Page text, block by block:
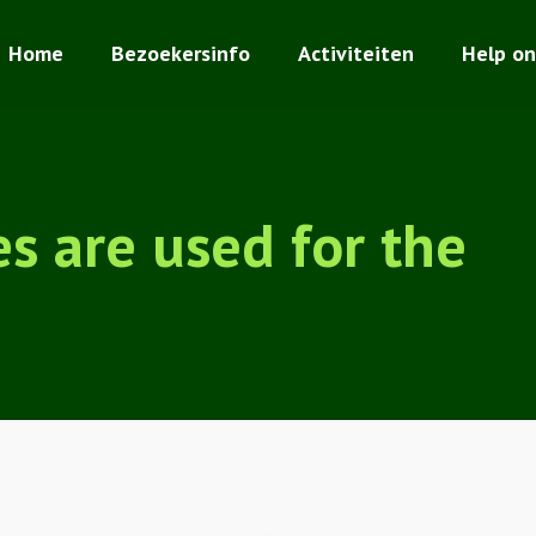
Home Bezoekersinfo Activiteiten Help
are used for the